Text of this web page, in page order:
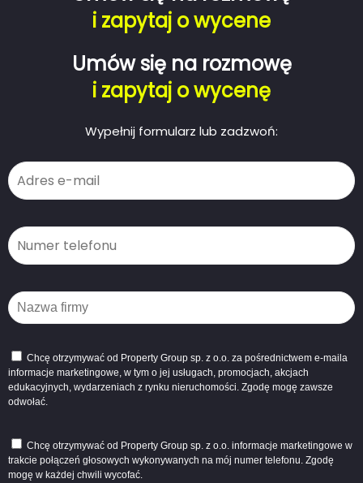
i zapytaj o wycene
Umów się na rozmowę
i zapytaj o wycenę
Wypełnij formularz lub zadzwoń:
Chcę otrzymywać od Property Group sp. z o.o. za pośrednictwem e-maila
informacje marketingowe, w tym o jej usługach, promocjach, akcjach
edukacyjnych, wydarzeniach z rynku nieruchomości. Zgodę mogę zawsze
odwołać.
Chcę otrzymywać od Property Group sp. z o.o. informacje marketingowe w
trakcie połączeń głosowych wykonywanych na mój numer telefonu. Zgodę
mogę w każdej chwili wycofać.